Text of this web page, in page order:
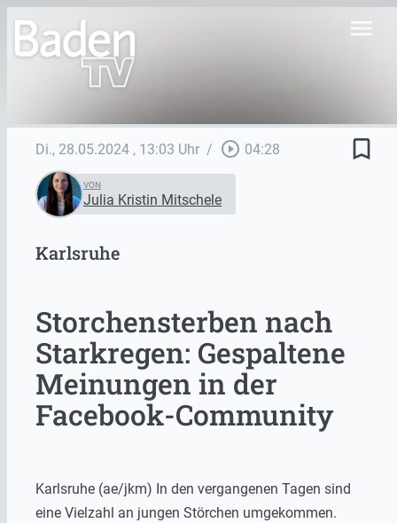
menu
Di., 28.05.2024 , 13:03 Uhr / play_circle_outline 04:28 bookmark_border
VON
Julia Kristin Mitschele
Karlsruhe
Storchensterben nach
Starkregen: Gespaltene
Meinungen in der
Facebook-Community
Karlsruhe (ae/jkm) In den vergangenen Tagen sind
eine Vielzahl an jungen Störchen umgekommen.